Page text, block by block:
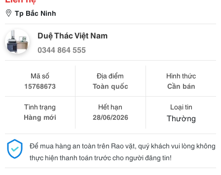
Tp Bắc Ninh
Duệ Thác Việt Nam
0344 864 555
Mã số
15768673
Địa điểm
Toàn quốc
Hình thức
Cần bán
Tình trạng
Hàng mới
Hết hạn
28/06/2026
Loại tin
Thường
Để mua hàng an toàn trên Rao vặt, quý khách vui lòng không
thực hiện thanh toán trước cho người đăng tin!